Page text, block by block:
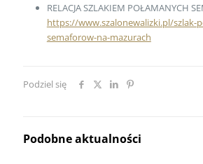
RELACJA SZLAKIEM POŁAMANYCH
https://www.szalonewalizki.pl/szlak-
semaforow-na-mazurach
Podziel się
Podobne aktualności